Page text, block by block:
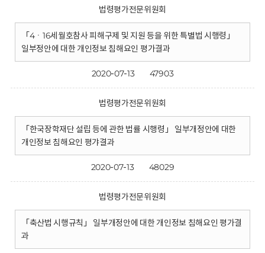
법령평가전문위원회
「4ㆍ16세월호참사 피해구제 및 지원 등을 위한 특별법 시행령」
일부정안에 대한 개인정보 침해요인 평가결과
2020-07-13 47903
법령평가전문위원회
「한국장학재단 설립 등에 관한 법률 시행령」 일부개정안에 대한
개인정보 침해요인 평갸결과
2020-07-13 48029
법령평가전문위원회
「축산법 시행규칙」 일부개정안에 대한 개인정보 침해요인 평가결
과